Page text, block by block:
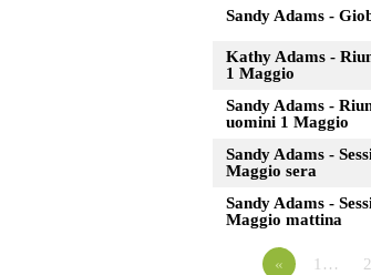
Sandy Adams -
Kathy Adams -
1 Maggio
Sandy Adams -
uomini 1 Maggio
Sandy Adams -
Maggio sera
Sandy Adams -
Maggio mattina
« 1… 2